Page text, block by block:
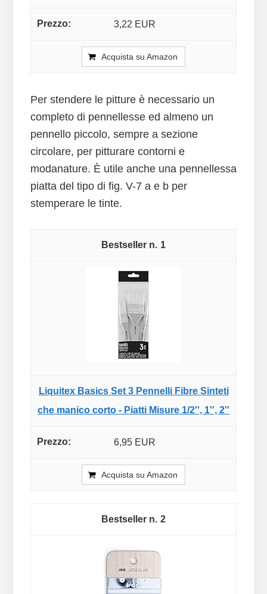
3,22 EUR
Acquista su Amazon
Per stendere le pitture è necessario un
completo di pennellesse ed almeno un
pennello piccolo, sempre a sezione
circolare, per pitturare contorni e
modanature. È utile anche una pennellessa
piatta del tipo di fig. V-7 a e b per
stemperare le tinte.
1
Liquitex Basics Set 3 Pennelli Fibre Sinteti
che manico corto - Piatti Misure 1/2'', 1'', 2''
6,95 EUR
Acquista su Amazon
2